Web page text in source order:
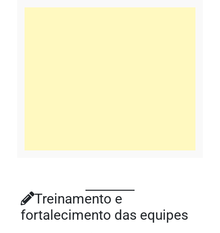
Treinamento e
fortalecimento das equipes